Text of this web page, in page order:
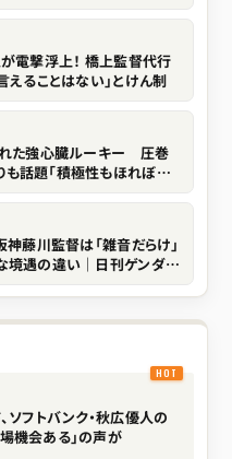
電撃浮上！ 橋上監督代行
えることはない」とけん制
れた強心臓ルーキー 圧巻
話題「積極性もほれぼれ
藤川監督は「雑音だらけ」
遇の違い｜日刊ゲンダイ
ソフトバンク・秋広優人の
機会ある」の声が